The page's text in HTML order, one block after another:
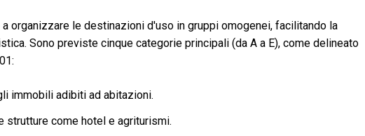
a organizzare le destinazioni d'uso in gruppi omogenei, facilitando la
Sono previste cinque categorie principali (da A a E), come delineato
immobili adibiti ad abitazioni.
strutture come hotel e agriturismi.